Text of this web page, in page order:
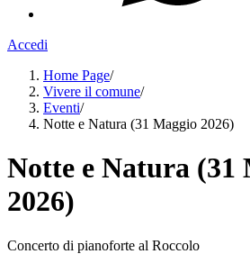
Accedi
Home Page/
Vivere il comune/
Eventi/
Notte e Natura (31 Maggio 2026)
Notte e Natura (31
2026)
Concerto di pianoforte al Roccolo